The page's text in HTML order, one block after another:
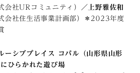
会社URコミュニティ）／
上野雅佐和
会社住生活事業計画部）＊2023年度
ーシブプレイス コパル（山形県山形
ひらかれた遊び場